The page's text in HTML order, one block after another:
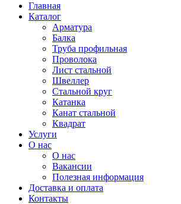
Главная
Каталог
Арматура
Балка
Труба профильная
Проволока
Лист стальной
Швеллер
Стальной круг
Катанка
Канат стальной
Квадрат
Услуги
О нас
О нас
Вакансии
Полезная информация
Доставка и оплата
Контакты